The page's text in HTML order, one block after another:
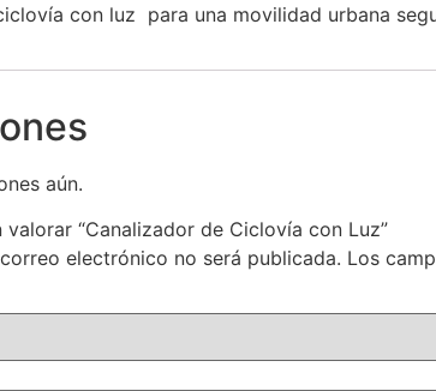
con luz para una movilidad urbana
aún.
valorar “Canalizador de Ciclovía con Luz”
electrónico no será publicada. Los